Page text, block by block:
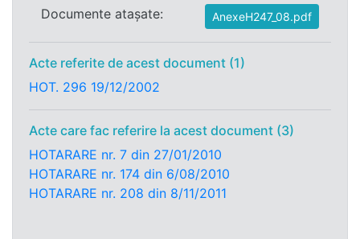
Documente atașate: AnexeH247_08.pdf
Acte referite de acest document (1)
HOT. 296 19/12/2002
Acte care fac referire la acest document (3)
HOTARARE nr. 7 din 27/01/2010
HOTARARE nr. 174 din 6/08/2010
HOTARARE nr. 208 din 8/11/2011